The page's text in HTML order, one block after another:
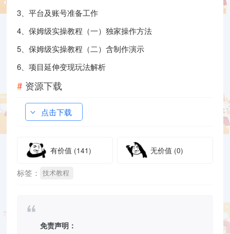
3、平台及账号准备工作
4、保姆级实操教程（一）独家操作方法
5、保姆级实操教程（二）含制作演示
6、项目延伸变现玩法解析
资源下载
点击下载
有价值 (141) 无价值 (0)
标签： 技术教程
免责声明：